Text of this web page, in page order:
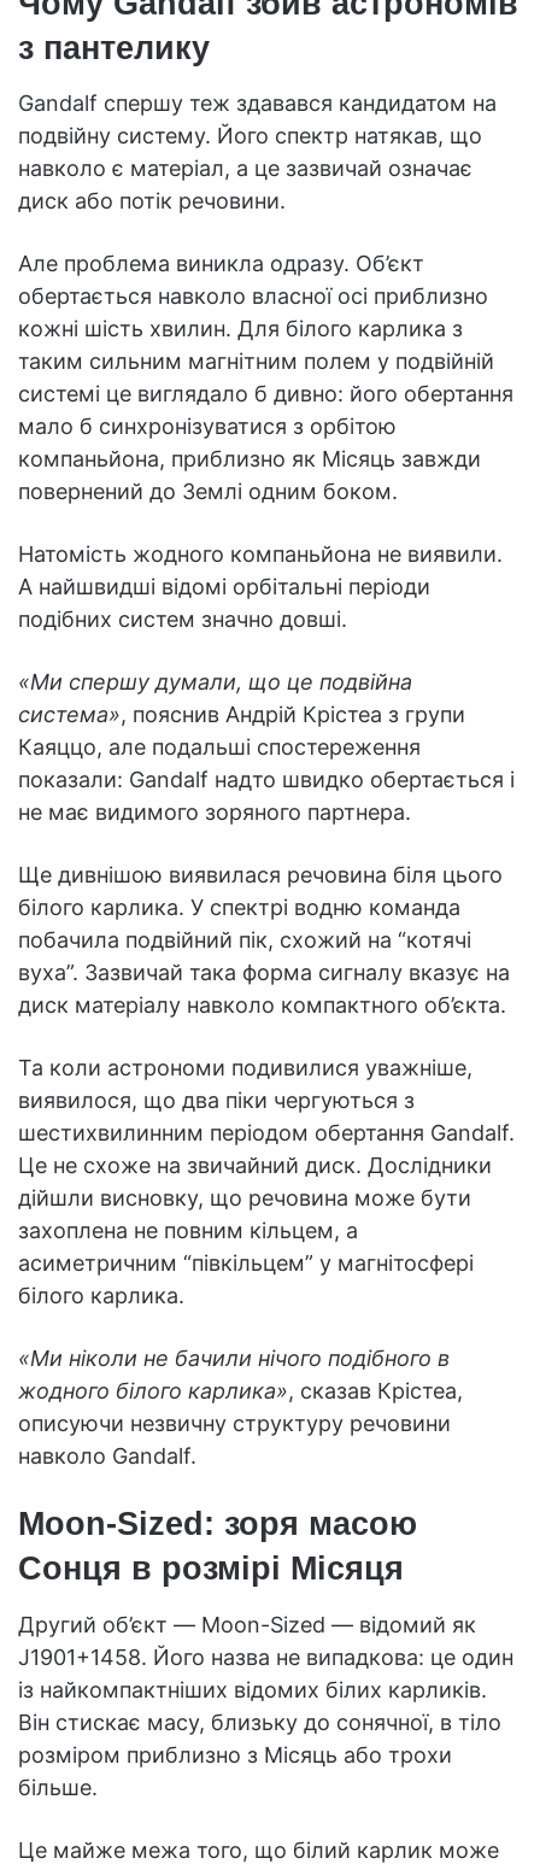
з пантелику
Gandalf спершу теж здавався кандидатом на
подвійну систему. Його спектр натякав, що
навколо є матеріал, а це зазвичай означає
диск або потік речовини.
Але проблема виникла одразу. Об’єкт
обертається навколо власної осі приблизно
кожні шість хвилин. Для білого карлика з
таким сильним магнітним полем у подвійній
системі це виглядало б дивно: його обертання
мало б синхронізуватися з орбітою
компаньйона, приблизно як Місяць завжди
повернений до Землі одним боком.
Натомість жодного компаньйона не виявили.
А найшвидші відомі орбітальні періоди
подібних систем значно довші.
«Ми спершу думали, що це подвійна
система», пояснив Андрій Крістеа з групи
Каяццо, але подальші спостереження
показали: Gandalf надто швидко обертається і
не має видимого зоряного партнера.
Ще дивнішою виявилася речовина біля цього
білого карлика. У спектрі водню команда
побачила подвійний пік, схожий на “котячі
вуха”. Зазвичай така форма сигналу вказує на
диск матеріалу навколо компактного об’єкта.
Та коли астрономи подивилися уважніше,
виявилося, що два піки чергуються з
шестихвилинним періодом обертання Gandalf.
Це не схоже на звичайний диск. Дослідники
дійшли висновку, що речовина може бути
захоплена не повним кільцем, а
асиметричним “півкільцем” у магнітосфері
білого карлика.
«Ми ніколи не бачили нічого подібного в
жодного білого карлика», сказав Крістеа,
описуючи незвичну структуру речовини
навколо Gandalf.
Moon-Sized: зоря масою
Сонця в розмірі Місяця
Другий об’єкт — Moon-Sized — відомий як
J1901+1458. Його назва не випадкова: це один
із найкомпактніших відомих білих карликів.
Він стискає масу, близьку до сонячної, в тіло
розміром приблизно з Місяць або трохи
більше.
Це майже межа того, що білий карлик може